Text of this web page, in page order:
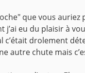
que vous auriez
j’ai eu du plaisir à
c’était drolement
autre chute mais